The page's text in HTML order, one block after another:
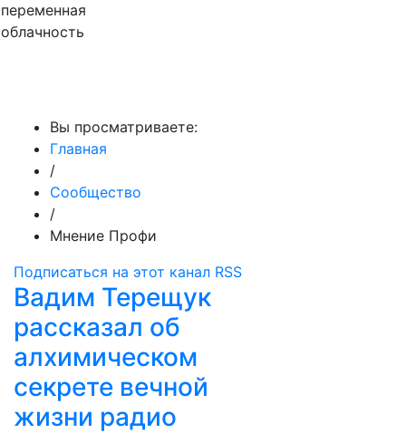
переменная
облачность
Вы просматриваете:
Главная
/
Сообщество
/
Мнение Профи
Подписаться на этот канал RSS
Вадим Терещук
рассказал об
алхимическом
секрете вечной
жизни радио